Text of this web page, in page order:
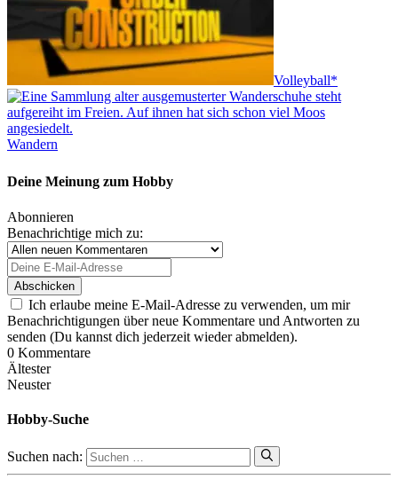
Volleyball*
Wandern
Deine Meinung zum Hobby
Abonnieren
Benachrichtige mich zu:
Ich erlaube meine E-Mail-Adresse zu verwenden, um mir
Benachrichtigungen über neue Kommentare und Antworten zu
senden (Du kannst dich jederzeit wieder abmelden).
0 Kommentare
Ältester
Neuster
Hobby-Suche
Suchen nach: